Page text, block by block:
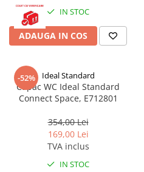
IN STOC
ADAUGA IN COS
-52% Ideal Standard
Capac WC Ideal Standard
Connect Space, E712801
354,00 Lei
169,00 Lei
TVA inclus
IN STOC